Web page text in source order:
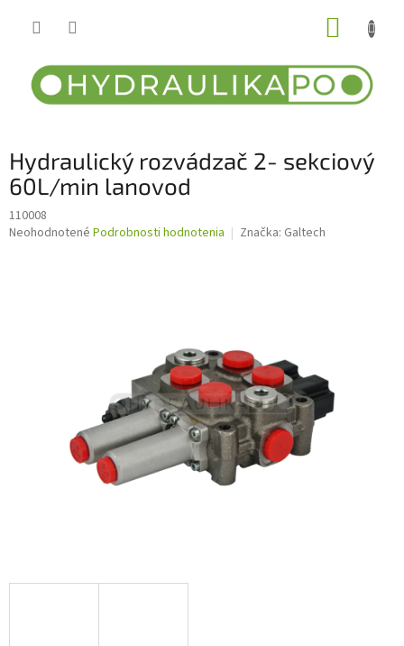
Hydraulický rozvádzač 2- sekciový
60L/min lanovod
110008
Priemerné
Neohodnotené Podrobnosti hodnotenia Značka: Galtech